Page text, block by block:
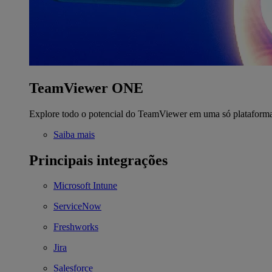
TeamViewer ONE
Explore todo o potencial do TeamViewer em uma só
Saiba mais
Principais integrações
Microsoft Intune
ServiceNow
Freshworks
Jira
Salesforce